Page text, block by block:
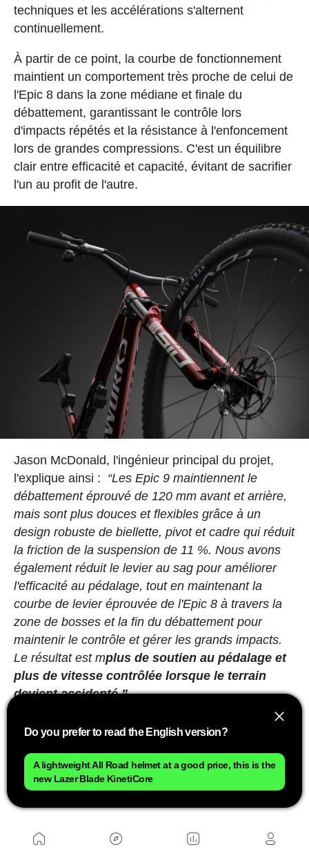
techniques et les accélérations s'alternent
continuellement.
À partir de ce point, la courbe de fonctionnement
maintient un comportement très proche de celui de
l'Epic 8 dans la zone médiane et finale du
débattement, garantissant le contrôle lors
d'impacts répétés et la résistance à l'enfoncement
lors de grandes compressions. C'est un équilibre
clair entre efficacité et capacité, évitant de sacrifier
l'un au profit de l'autre.
Jason McDonald, l'ingénieur principal du projet,
l'explique ainsi : “Les Epic 9 maintiennent le
débattement éprouvé de 120 mm avant et arrière,
mais sont plus douces et flexibles grâce à un
design robuste de biellette, pivot et cadre qui réduit
la friction de la suspension de 11 %. Nous avons
également réduit le levier au sag pour améliorer
l'efficacité au pédalage, tout en maintenant la
courbe de levier éprouvée de l'Epic 8 à travers la
zone de bosses et la fin du débattement pour
maintenir le contrôle et gérer les grands impacts.
Le résultat est mplus de soutien au pédalage et
plus de vitesse contrôlée lorsque le terrain
devient accidenté.”
Trois positions d'amortissement pensées pour
la course réelle
Publicité
Do you prefer to read the English version?
A lightweight All Road helmet at a good price, this is the
new Lazer Blade KinetiCore